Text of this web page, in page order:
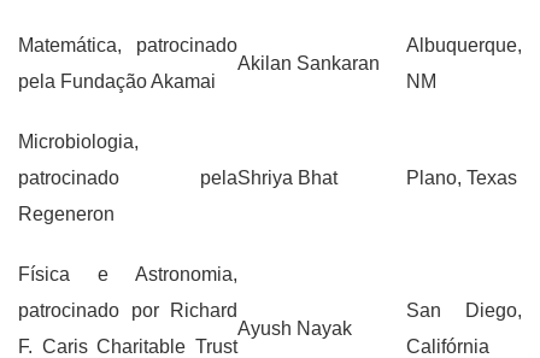
Matemática, patrocinado
pela Fundação Akamai
Akilan Sankaran
Albuquerque,
NM
Microbiologia,
patrocinado pela
Regeneron
Shriya Bhat Plano, Texas
Física e Astronomia,
patrocinado por Richard
F. Caris Charitable Trust
Ayush Nayak
San Diego,
Califórnia